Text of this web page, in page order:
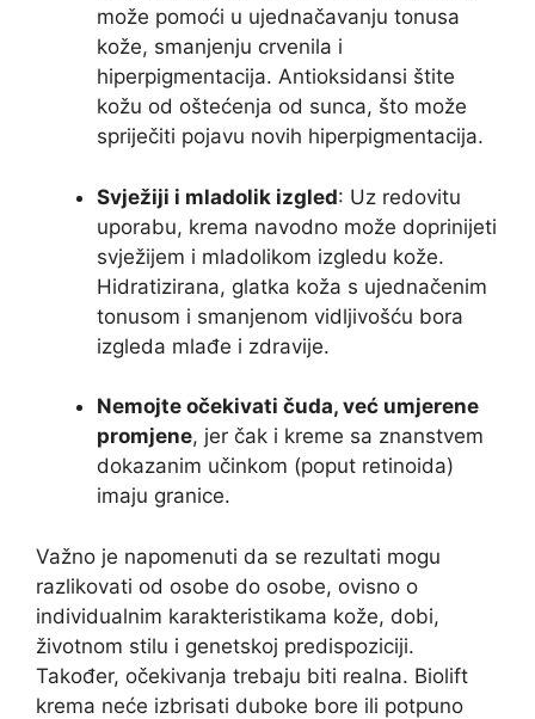
može pomoći u ujednačavanju tonusa
kože, smanjenju crvenila i
hiperpigmentacija. Antioksidansi štite
kožu od oštećenja od sunca, što može
spriječiti pojavu novih hiperpigmentacija.
Svježiji i mladolik izgled: Uz redovitu
uporabu, krema navodno može doprinijeti
svježijem i mladolikom izgledu kože.
Hidratizirana, glatka koža s ujednačenim
tonusom i smanjenom vidljivošću bora
izgleda mlađe i zdravije.
Nemojte očekivati čuda, već umjerene
promjene, jer čak i kreme sa znanstvem
dokazanim učinkom (poput retinoida)
imaju granice.
Važno je napomenuti da se rezultati mogu
razlikovati od osobe do osobe, ovisno o
individualnim karakteristikama kože, dobi,
životnom stilu i genetskoj predispoziciji.
Također, očekivanja trebaju biti realna. Biolift
krema neće izbrisati duboke bore ili potpuno